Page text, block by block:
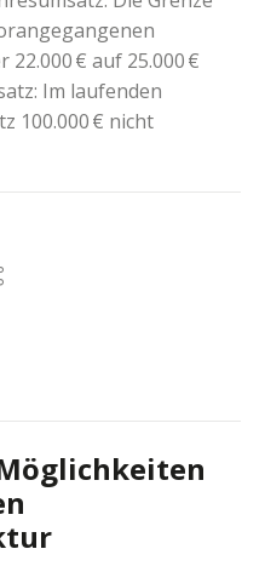
€ auf 25.000 €
Im laufenden
100.000 € nicht